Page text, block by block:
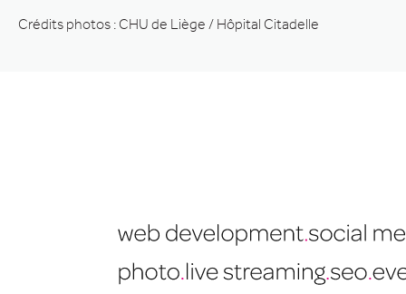
Crédits photos : CHU de Liège / Hôpital Citadelle